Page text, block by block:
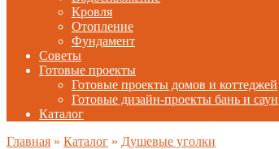
Кровля
Отопление
Фундамент
Советы
Готовые проекты
Готовые проекты домов и коттеджей
Готовые дизайн-проекты бань и саун
Каталог
Главная » Каталог » Душевые уголки